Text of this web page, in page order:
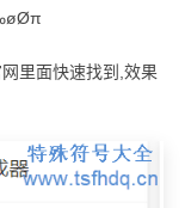
里面快速找到,效果